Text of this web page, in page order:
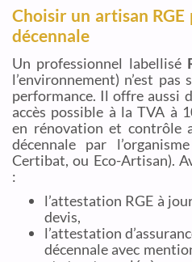
Choisir un artisan
décennale
Un professionnel labellisé
l’environnement) n’est pas
performance. Il offre aussi
accès possible à la TVA à
en rénovation et contrôle
décennale par
Certibat, ou Eco-Artisan).
:
l’attestation RGE à
devis,
l’attestation
décennale avec